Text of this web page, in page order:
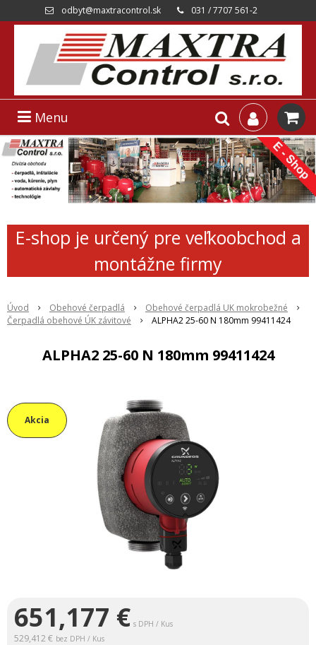
odbyt@maxtracontrol.sk 031 / 7707 561-2
Menu
E-shop je určený pre veľkoobchod a
montážne firmy
Úvod Obehové čerpadlá
Obehové čerpadlá UK mokrobežné
Čerpadlá obehové ÚK závitové
ALPHA2 25-60 N 180mm 99411424
ALPHA2 25-60 N 180mm 99411424
Akcia
651,177 € s DPH / Kus
529,412 € bez DPH / Kus